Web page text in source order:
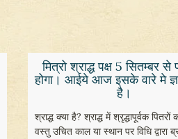
मित्रो श्राद्ध पक्ष 5 सितम्बर से
होगा। आईये आज इसके वारे मे
है।
श्राद्ध क्या है? श्राद्ध में श्रृद्धापूर्वक पितरों
वस्तु उचित काल या स्थान पर विधि द्वारा